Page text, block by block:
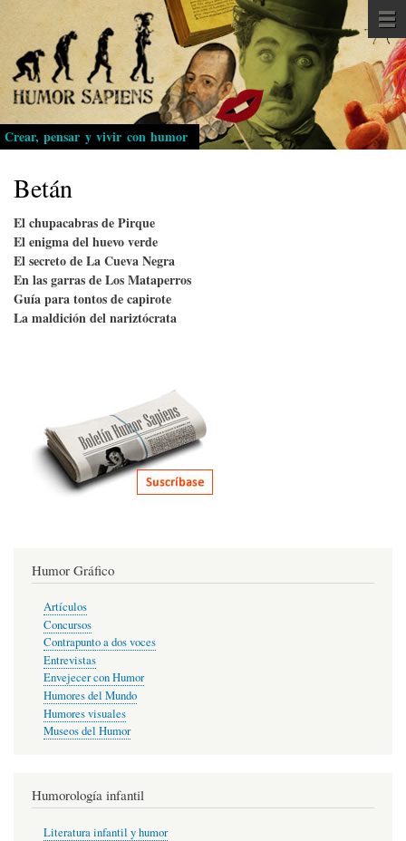
Pasar
al
contenido
principal
Crear, pensar y vivir con humor
Betán
El chupacabras de Pirque
El enigma del huevo verde
El secreto de La Cueva Negra
En las garras de Los Mataperros
Guía para tontos de capirote
La maldición del nariztócrata
Humor Gráfico
Artículos
Concursos
Contrapunto a dos voces
Entrevistas
Envejecer con Humor
Humores del Mundo
Humores visuales
Museos del Humor
Humorología infantil
Literatura infantil y humor